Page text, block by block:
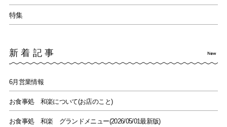
特集
新着記事
6月営業情報
お食事処 和楽について(お店のこと)
お食事処 和楽 グランドメニュー(2026/05/01最新版)